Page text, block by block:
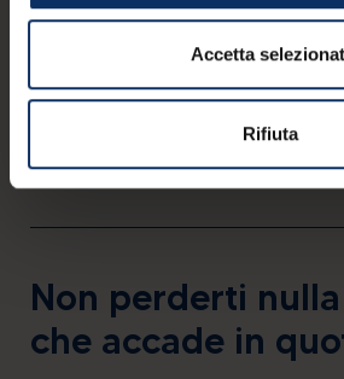
Accetta
Rifiuta
Non perderti
che accade in